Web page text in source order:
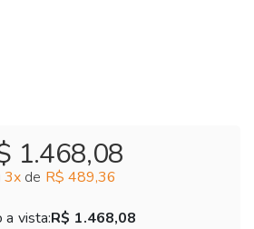
1.468,08
3x de R$ 489,36
a vista:R$ 1.468,08